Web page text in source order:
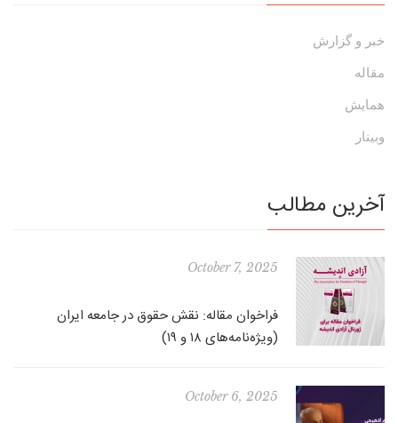
خبر و گزارش
مقاله
همایش
وبینار
آخرین مطالب
October 7, 2025
فراخوان مقاله: نقش حقوق در جامعه ایران
(ویژه‌نامه‌های ۱۸ و ۱۹)
October 6, 2025